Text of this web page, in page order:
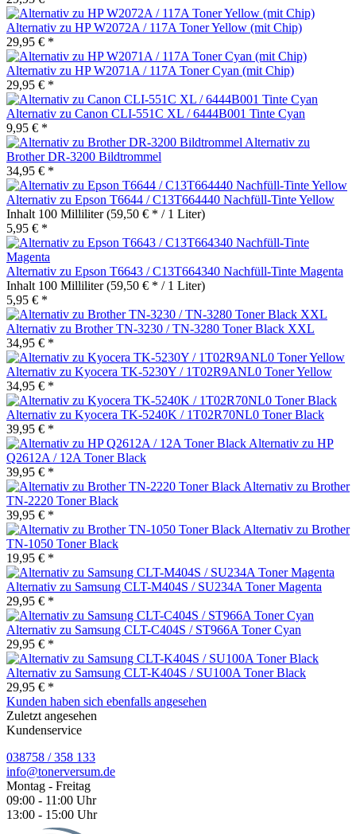
Alternativ zu HP W2072A / 117A Toner Yellow (mit Chip)
29,95 € *
Alternativ zu HP W2071A / 117A Toner Cyan (mit Chip)
29,95 € *
Alternativ zu Canon CLI-551C XL / 6444B001 Tinte Cyan
9,95 € *
Alternativ zu
Brother DR-3200 Bildtrommel
34,95 € *
Alternativ zu Epson T6644 / C13T664440 Nachfüll-Tinte Yellow
Inhalt 100 Milliliter(59,50 € * / 1 Liter)
5,95 € *
Alternativ zu Epson T6643 / C13T664340 Nachfüll-Tinte Magenta
Inhalt 100 Milliliter(59,50 € * / 1 Liter)
5,95 € *
Alternativ zu Brother TN-3230 / TN-3280 Toner Black XXL
34,95 € *
Alternativ zu Kyocera TK-5230Y / 1T02R9ANL0 Toner Yellow
34,95 € *
Alternativ zu Kyocera TK-5240K / 1T02R70NL0 Toner Black
39,95 € *
Alternativ zu HP
Q2612A / 12A Toner Black
39,95 € *
Alternativ zu Brother
TN-2220 Toner Black
39,95 € *
Alternativ zu Brother
TN-1050 Toner Black
19,95 € *
Alternativ zu Samsung CLT-M404S / SU234A Toner Magenta
29,95 € *
Alternativ zu Samsung CLT-C404S / ST966A Toner Cyan
29,95 € *
Alternativ zu Samsung CLT-K404S / SU100A Toner Black
29,95 € *
Kunden haben sich ebenfalls angesehen
Zuletzt angesehen
Kundenservice
038758 / 358 133
info@tonerversum.de
Montag - Freitag
09:00 - 11:00 Uhr
13:00 - 15:00 Uhr